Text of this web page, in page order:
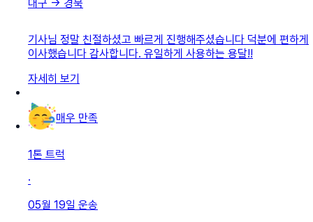
대구 → 경북
기사님 정말 친절하셨고 빠르게 진행해주셨습니다 덕분에 편하게
이사했습니다 감사합니다. 유일하게 사용하는 용달!!
자세히 보기
매우 만족
1톤 트럭
·
05월 19일 운송